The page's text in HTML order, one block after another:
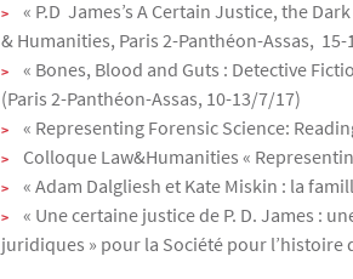
« P.D James’s A Certain Justice, the
& Humanities, Paris 2-Panthéon-Assas,
« Bones, Blood and Guts : Detective
(Paris 2-Panthéon-Assas, 10-13/7/17)
« Representing Forensic Science:
Colloque Law&Humanities «
« Adam Dalgliesh et Kate Miskin : la
« Une certaine justice de P. D. James :
juridiques » pour la Société pour l’histoire